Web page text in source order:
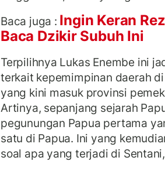
Baca juga : Ingin Keran
Baca Dzikir Subuh Ini
Terpilihnya Lukas Enembe ini
terkait kepemimpinan daerah
yang kini masuk provinsi
Artinya, sepanjang sejarah
pegunungan Papua pertama
satu di Papua. Ini yang
soal apa yang terjadi di